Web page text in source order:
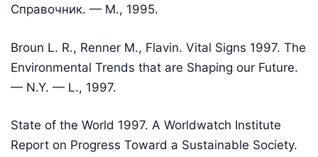
Справочник. — М., 1995.
Broun L. R., Renner M., Flavin. Vital Signs 1997. The
Environmental Trends that are Shaping our Future.
— N.Y. — L., 1997.
State of the World 1997. A Worldwatch Institute
Report on Progress Toward a Sustainable Society.